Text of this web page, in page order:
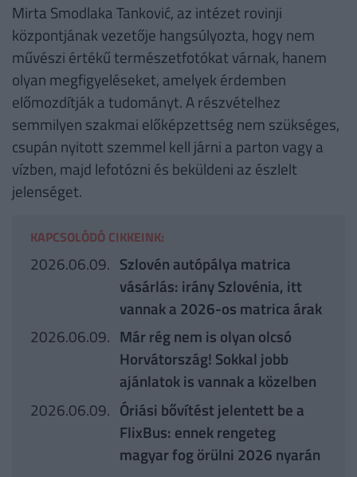
Mirta Smodlaka Tanković, az intézet rovinji
központjának vezetője hangsúlyozta, hogy nem
művészi értékű természetfotókat várnak, hanem
olyan megfigyeléseket, amelyek érdemben
előmozdítják a tudományt. A részvételhez
semmilyen szakmai előképzettség nem szükséges,
csupán nyitott szemmel kell járni a parton vagy a
vízben, majd lefotózni és beküldeni az észlelt
jelenséget.
KAPCSOLÓDÓ CIKKEINK:
2026.06.09. Szlovén autópálya matrica
vásárlás: irány Szlovénia, itt
vannak a 2026-os matrica árak
2026.06.09. Már rég nem is olyan olcsó
Horvátország! Sokkal jobb
ajánlatok is vannak a közelben
2026.06.09. Óriási bővítést jelentett be a
FlixBus: ennek rengeteg
magyar fog örülni 2026 nyarán